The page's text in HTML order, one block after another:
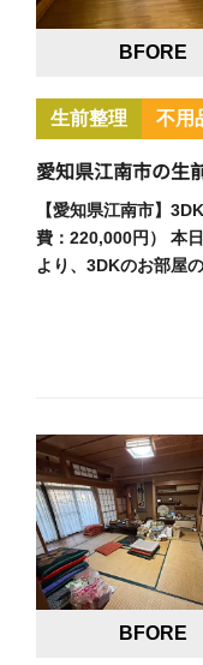
BFORE
生前整理 不用
愛知県江南市の生
【愛知県江南市】
費：220,000円） 本
より、3DKのお部屋
BFORE